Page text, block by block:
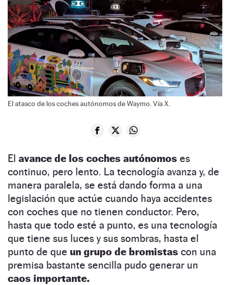
El atasco de los coches autónomos de Waymo. Vía X.
El avance de los coches autónomos es
continuo, pero lento. La tecnología avanza y, de
manera paralela, se está dando forma a una
legislación que actúe cuando haya accidentes
con coches que no tienen conductor. Pero,
hasta que todo esté a punto, es una tecnología
que tiene sus luces y sus sombras, hasta el
punto de que un grupo de bromistas con una
premisa bastante sencilla pudo generar un
caos importante.